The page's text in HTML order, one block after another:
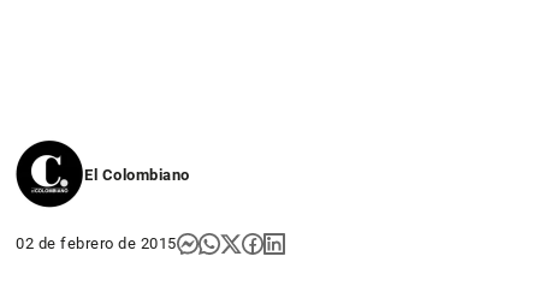
El Colombiano
02 de febrero de 2015